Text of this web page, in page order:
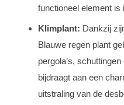
functioneel element is
Klimplant: Dankzij
Blauwe regen plant
pergola’s,
bijdraagt aan een
uitstraling van de